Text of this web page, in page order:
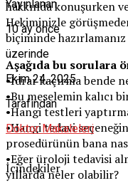
hakkında konuşurken
Hekiminizle
biçiminde
Aşağıda bu sorulara
•İdrar kaçırma bende
•Bu meselemin kalıcı
•Hangi testleri
•Hangi tedavi
prosedürünün bana
•Eğer üroloji tedavisi
yıllarda neler olabilir?
Yayınlanan
10 ay önce
üzerinde
Ekim 24, 2025
Tarafından
Doktor Makaleleri
İçindekiler